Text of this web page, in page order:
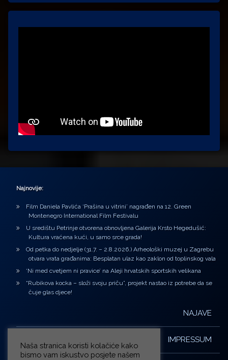
Najnovije:
Film Daniela Pavlića ‘Prašina u vitrini’ nagrađen na 12. Green
Montenegro International Film Festivalu
U središtu Petrinje otvorena obnovljena Galerija Krsto Hegedušić:
Kultura vraćena kući, u samo srce grada!
Od petka do nedjelje (31.7. – 2.8.2026.) Arheološki muzej u Zagrebu
otvara vrata građanima: Besplatan ulaz kao zaklon od toplinskog vala
‘Ni med cvetjem ni pravice’ na Aleji hrvatskih sportskih velikana
“Rubikova kocka – složi svoju priču”, projekt nastao iz potrebe da se
čuje glas djece!
NAJAVE
IMPRESSUM
Naša stranica koristi kolačiće kako
bismo vam iskustvo posjete našem